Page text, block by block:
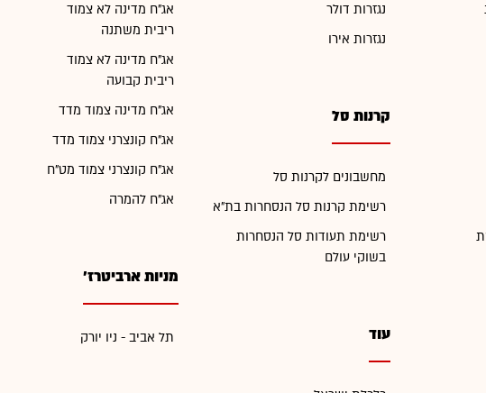
נגזרות דולר
נגזרות אירו
קרנות סל
מחשבונים לקרנות סל
רשימת קרנות סל הנסחרות בת"א
רשימת תעודות סל הנסחרות
בשוקי עולם
עוד
אג"ח מדינה לא צמוד
ריבית משתנה
אג"ח מדינה לא צמוד
ריבית קבועה
אג"ח מדינה צמוד מדד
אג"ח קונצרני צמוד מדד
אג"ח קונצרני צמוד מט"ח
אג"ח להמרה
מניות ארביטרז'
תל אביב - ניו יורק